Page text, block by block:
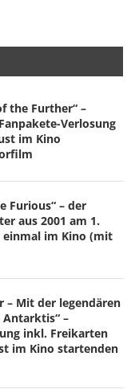
the Further“ –
Verlosung
im Kino
Furious“ – der
aus 2001 am 1.
einmal im Kino (mit
– Mit der legendären
–
inkl. Freikarten
im Kino startenden